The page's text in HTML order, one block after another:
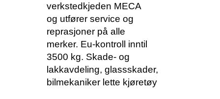
verkstedkjeden MECA
og utfører service og
reprasjoner på alle
merker. Eu-kontroll inntil
3500 kg. Skade- og
lakkavdeling, glassskader,
bilmekaniker lette kjøretøy